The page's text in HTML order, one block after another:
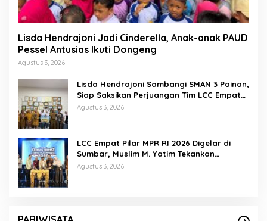
Lisda Hendrajoni Jadi Cinderella, Anak-anak PAUD
Pessel Antusias Ikuti Dongeng
Agustus 3, 2026
Lisda Hendrajoni Sambangi SMAN 3 Painan,
Siap Saksikan Perjuangan Tim LCC Empat
Pilar di Jakarta
Agustus 3, 2026
LCC Empat Pilar MPR RI 2026 Digelar di
Sumbar, Muslim M. Yatim Tekankan
Pentingnya Karakter Generasi Muda
Agustus 3, 2026